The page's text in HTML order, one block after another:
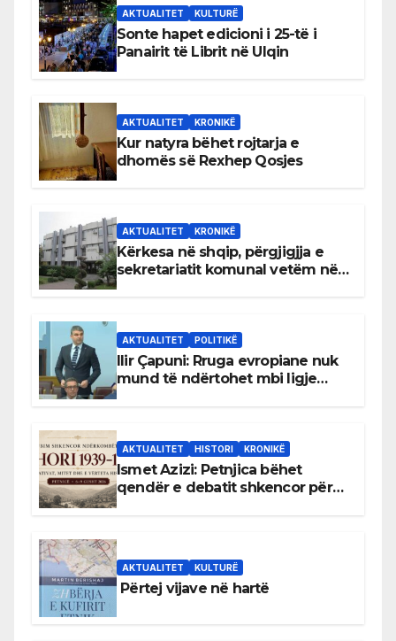
AKTUALITET KULTURË
Sonte hapet edicioni i 25-të i
Panairit të Librit në Ulqin
AKTUALITET KRONIKË
Kur natyra bëhet rojtarja e
dhomës së Rexhep Qosjes
AKTUALITET KRONIKË
Kërkesa në shqip, përgjigjja e
sekretariatit komunal vetëm në
AKTUALITET POLITIKË
Ilir Çapuni: Rruga evropiane nuk
mund të ndërtohet mbi ligje
AKTUALITET HISTORI KRONIKË
Ismet Azizi: Petnjica bëhet
qendër e debatit shkencor për
AKTUALITET KULTURË
Përtej vijave në hartë